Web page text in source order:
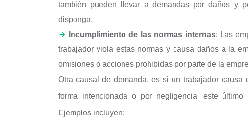
también pueden llevar a demandas por daños y
disponga.
Incumplimiento de las normas internas: Las
trabajador viola estas normas y causa daños a la
omisiones o acciones prohibidas por parte de la
Otra causal de demanda, es si un trabajador
forma intencionada o por negligencia, este
Ejemplos incluyen: